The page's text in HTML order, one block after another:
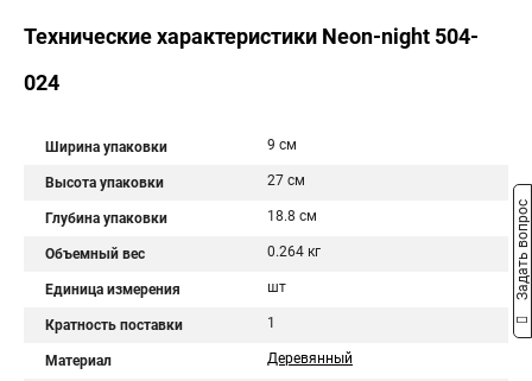
Технические характеристики Neon-night 504-
024
Ширина упаковки 9 см
Высота упаковки 27 см
Глубина упаковки 18.8 см
Объемный вес 0.264 кг
Единица измерения шт
Кратность поставки 1
Материал Деревянный
Задать вопрос